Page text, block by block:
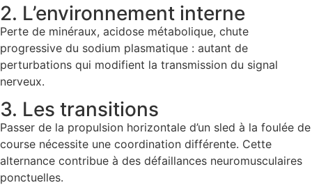
2. L’environnement interne
Perte de minéraux, acidose métabolique, chute
progressive du sodium plasmatique : autant de
perturbations qui modifient la transmission du signal
nerveux.
3. Les transitions
Passer de la propulsion horizontale d’un sled à la foulée de
course nécessite une coordination différente. Cette
alternance contribue à des défaillances neuromusculaires
ponctuelles.